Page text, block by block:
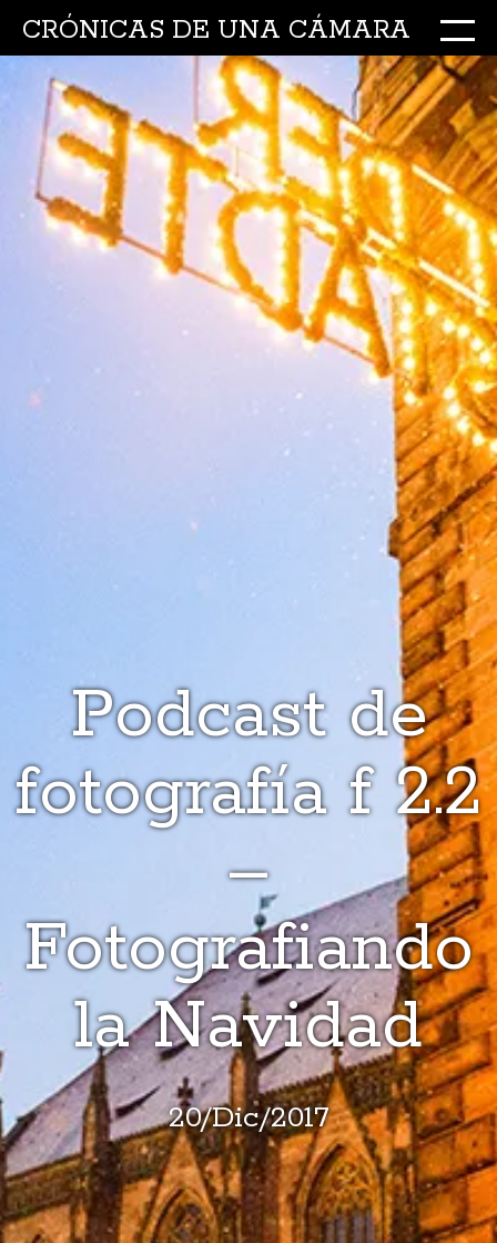
CRÓNICAS DE UNA CÁMARA
Ir
al
Podcast de
fotografía f 2.2
–
Fotografiando
la Navidad
20/Dic/2017